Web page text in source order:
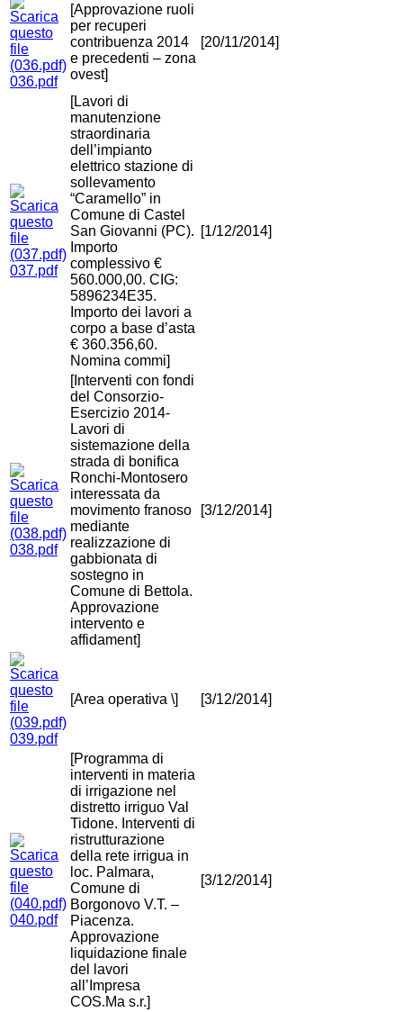
036.pdf
[Approvazione ruoli
per recuperi
contribuenza 2014
e precedenti – zona
ovest]
[20/11/2014]
037.pdf
[Lavori di
manutenzione
straordinaria
dell’impianto
elettrico stazione di
sollevamento
“Caramello” in
Comune di Castel
San Giovanni (PC).
Importo
complessivo €
560.000,00. CIG:
5896234E35.
Importo dei lavori a
corpo a base d’asta
€ 360.356,60.
Nomina commi]
[1/12/2014]
038.pdf
[Interventi con fondi
del Consorzio-
Esercizio 2014-
Lavori di
sistemazione della
strada di bonifica
Ronchi-Montosero
interessata da
movimento franoso
mediante
realizzazione di
gabbionata di
sostegno in
Comune di Bettola.
Approvazione
intervento e
affidament]
[3/12/2014]
039.pdf
[Area operativa \] [3/12/2014]
040.pdf
[Programma di
interventi in materia
di irrigazione nel
distretto irriguo Val
Tidone. Interventi di
ristrutturazione
della rete irrigua in
loc. Palmara,
Comune di
Borgonovo V.T. –
Piacenza.
Approvazione
liquidazione finale
del lavori
all’Impresa
COS.Ma s.r.]
[3/12/2014]